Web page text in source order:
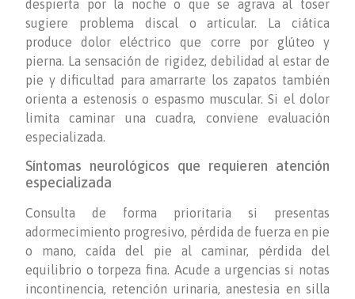
despierta por la noche o que se agrava al toser
sugiere problema discal o articular. La ciática
produce dolor eléctrico que corre por glúteo y
pierna. La sensación de rigidez, debilidad al estar de
pie y dificultad para amarrarte los zapatos también
orienta a estenosis o espasmo muscular. Si el dolor
limita caminar una cuadra, conviene evaluación
especializada.
Síntomas neurológicos que requieren atención
especializada
Consulta de forma prioritaria si presentas
adormecimiento progresivo, pérdida de fuerza en pie
o mano, caída del pie al caminar, pérdida del
equilibrio o torpeza fina. Acude a urgencias si notas
incontinencia, retención urinaria, anestesia en silla